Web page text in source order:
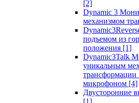
[2]
Dynamic 3
механизмом
подъемом из
положения [1]
Dynamic3Talk
уникальным
микрофоном [4]
Двусторонние
[1]